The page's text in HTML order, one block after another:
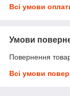
Всі умови
Умови
Повернення
Всі умови